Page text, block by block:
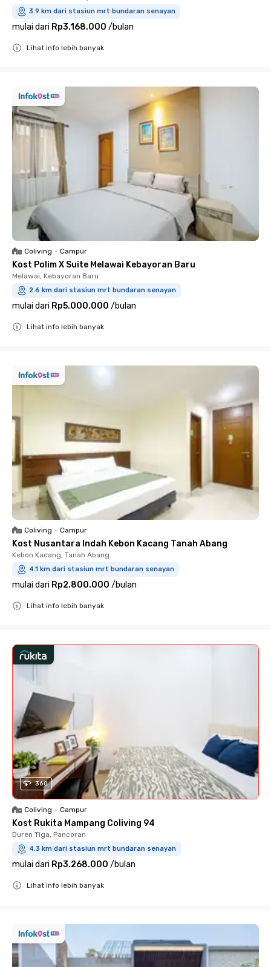
3.9 km dari stasiun mrt bundaran senayan
mulai dari Rp3.168.000 /bulan
Lihat info lebih banyak
Coliving • Campur
Kost Polim X Suite Melawai Kebayoran Baru
Melawai, Kebayoran Baru
2.6 km dari stasiun mrt bundaran senayan
mulai dari Rp5.000.000 /bulan
Lihat info lebih banyak
Coliving • Campur
Kost Nusantara Indah Kebon Kacang Tanah Abang
Kebon Kacang, Tanah Abang
4.1 km dari stasiun mrt bundaran senayan
mulai dari Rp2.800.000 /bulan
Lihat info lebih banyak
360
Coliving • Campur
Kost Rukita Mampang Coliving 94
Duren Tiga, Pancoran
4.3 km dari stasiun mrt bundaran senayan
mulai dari Rp3.268.000 /bulan
Lihat info lebih banyak